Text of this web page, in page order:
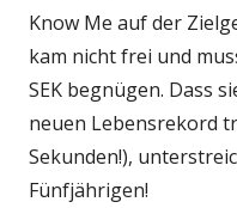
Know Me auf der
kam nicht frei und
SEK begnügen. Dass
neuen Lebensrekord
Sekunden!),
Fünfjährigen!